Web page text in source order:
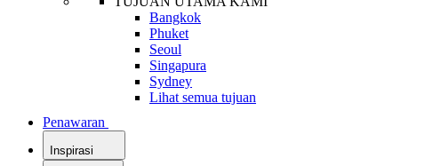
Bangkok
Phuket
Seoul
Singapura
Sydney
Lihat semua tujuan
Penawaran
Inspirasi